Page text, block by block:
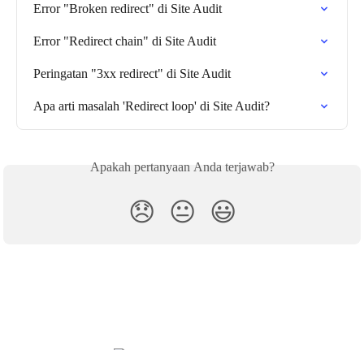
Error "Broken redirect" di Site Audit
Error "Redirect chain" di Site Audit
Peringatan "3xx redirect" di Site Audit
Apa arti masalah 'Redirect loop' di Site Audit?
Apakah pertanyaan Anda terjawab?
😞 😐 😃